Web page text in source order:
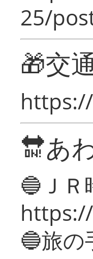
25/
🎁交
🔛あ
🔵ＪＲ
🔵旅の